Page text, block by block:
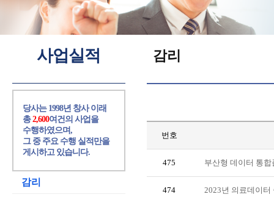
감리
번호
475 부산형 데이터 통
474 2023년 의료데이터
사업실적
당사는 1998년 창사 이래
총2,600여건의 사업을
수행하였으며,
그 중 주요 수행 실적만을
게시하고 있습니다.
감리